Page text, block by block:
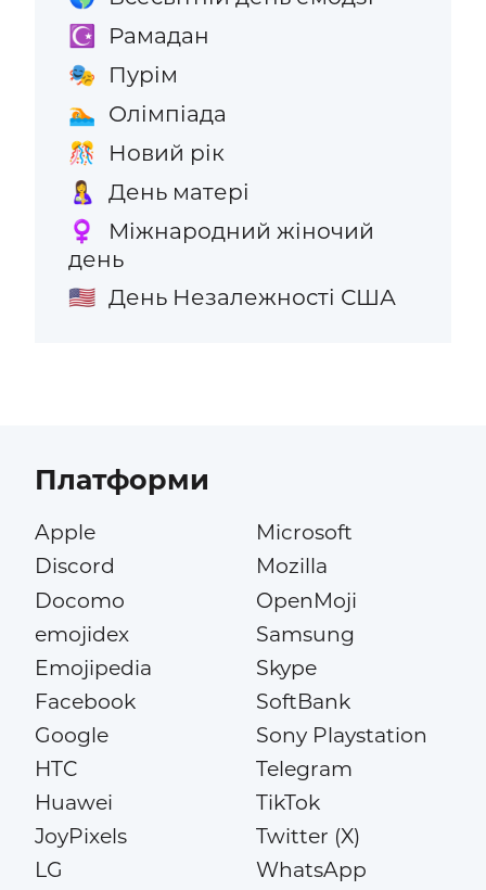
☪️ Рамадан
🎭 Пурім
🏊 Олімпіада
🎊 Новий рік
🤱 День матері
♀️
Міжнародний жіночий
день
🇺🇸 День Незалежності США
Платформи
Apple
Discord
Docomo
emojidex
Emojipedia
Facebook
Google
HTC
Huawei
JoyPixels
LG
Microsoft
Mozilla
OpenMoji
Samsung
Skype
SoftBank
Sony Playstation
Telegram
TikTok
Twitter (X)
WhatsApp